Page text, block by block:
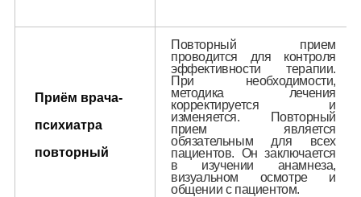
Приём врача-
психиатра
повторный
Повторный прием
проводится для контроля
эффективности терапии.
При необходимости,
методика лечения
корректируется и
изменяется. Повторный
прием является
обязательным для всех
пациентов. Он заключается
в изучении анамнеза,
визуальном осмотре и
общении с пациентом.